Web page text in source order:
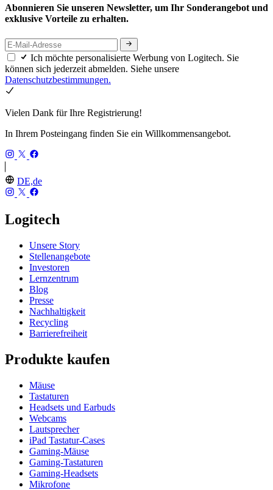
Abonnieren Sie unseren Newsletter, um Ihr Sonderangebot und
exklusive Vorteile zu erhalten.
Ich möchte personalisierte Werbung von Logitech. Sie
können sich jederzeit abmelden. Siehe unsere
Datenschutzbestimmungen.
Vielen Dank für Ihre Registrierung!
In Ihrem Posteingang finden Sie ein Willkommensangebot.
DE,de
Logitech
Unsere Story
Stellenangebote
Investoren
Lernzentrum
Blog
Presse
Nachhaltigkeit
Recycling
Barrierefreiheit
Produkte kaufen
Mäuse
Tastaturen
Headsets und Earbuds
Webcams
Lautsprecher
iPad Tastatur-Cases
Gaming-Mäuse
Gaming-Tastaturen
Gaming-Headsets
Mikrofone